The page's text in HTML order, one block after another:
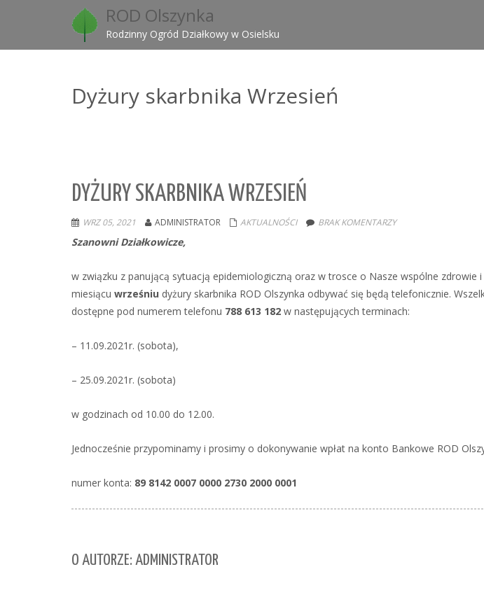
ROD Olszynka
Rodzinny Ogród Działkowy w Osielsku
Dyżury skarbnika Wrzesień
DYŻURY SKARBNIKA WRZESIEŃ
WRZ 05, 2021 ADMINISTRATOR AKTUALNOŚCI BRAK KOMENTARZY
Szanowni Działkowicze,
w związku z panującą sytuacją epidemiologiczną oraz w trosce o Nasze wspólne
miesiącu wrześniu dyżury skarbnika ROD Olszynka odbywać się będą telefonicznie.
dostępne pod numerem telefonu 788 613 182 w następujących terminach:
– 11.09.2021r. (sobota),
– 25.09.2021r. (sobota)
w godzinach od 10.00 do 12.00.
Jednocześnie przypominamy i prosimy o dokonywanie wpłat na konto Bankowe ROD
numer konta: 89 8142 0007 0000 2730 2000 0001
O AUTORZE: ADMINISTRATOR